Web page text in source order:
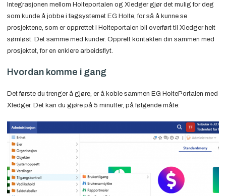
Integrasjonen mellom Holteportalen og Xledger gjør det mulig for deg
som kunde å jobbe i fagsystemet EG Holte, for så å kunne se
prosjektene, som er opprettet i Holteportalen bli overført til Xledger helt
sømløst. Det samme med kunder. Opprett kontakten din sammen med
prosjektet, for en enklere arbeidsflyt.
Hvordan komme i gang
Det første du trenger å gjøre, er å koble sammen EG HoltePortalen med
Xledger. Det kan du gjøre på 5 minutter, på følgende måte: